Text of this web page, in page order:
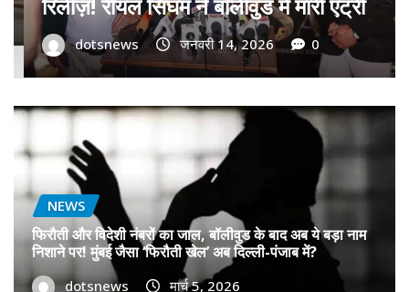
dotsnews जनवरी 9, 2026 0
NEWS
फिरौती और विदेशी नंबरों का जाल, बॉलीवुड के बाद अब ये बड़ा नाम
निशाने पर! मुंबई जैसा ‘फिरौती खेल’ अब दिल्ली-पंजाब में?
dotsnews मार्च 5, 2026